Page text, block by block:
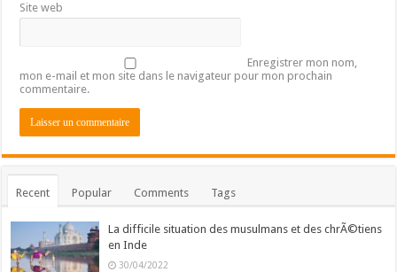
Site web
Enregistrer mon nom,
mon e-mail et mon site dans le navigateur pour mon prochain
commentaire.
Recent Popular Comments Tags
La difficile situation des musulmans et des chrÃ©tiens
en Inde
30/04/2022